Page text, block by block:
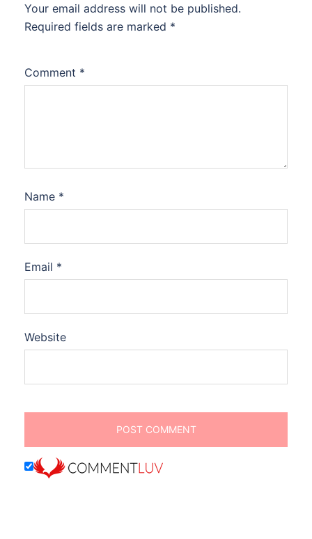
Your email address will not be published.
Required fields are marked *
Comment *
Name *
Email *
Website